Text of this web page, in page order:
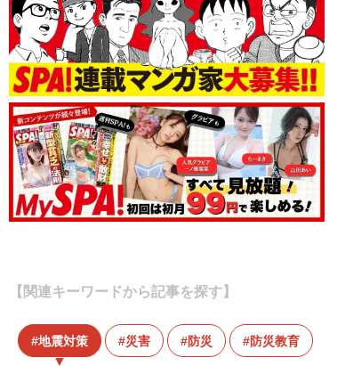
【関連キーワードから記事を探す】
地震対策 災害 防災 防災教育